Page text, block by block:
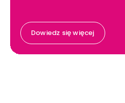
Dowiedz się więcej